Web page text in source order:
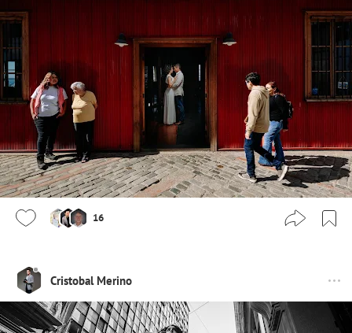
16
Cristobal Merino